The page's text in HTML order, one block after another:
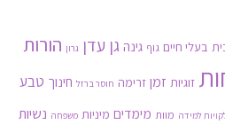
בעלי חיים גוף גינה גן עדן גרון הורות
זוגיות זמן זרימה חוסר ברזל חינוך טבע
למידה מוות מימדים מיניות משפחה נשיות